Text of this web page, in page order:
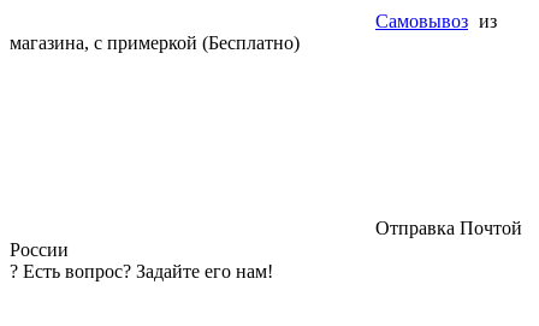
Самовывоз из
магазина, с примеркой (Бесплатно)
Отправка Почтой
России
? Есть вопрос? Задайте его нам!